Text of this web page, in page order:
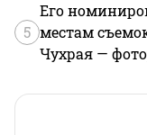
5
Его
местам
Чухрая —